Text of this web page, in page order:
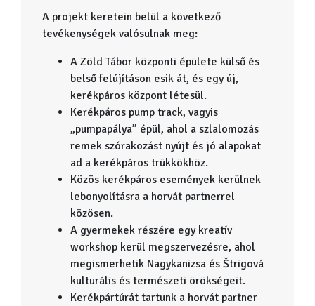
A projekt keretein belül a következő
tevékenységek valósulnak meg:
A Zöld Tábor központi épülete külső és
belső felújításon esik át, és egy új,
kerékpáros központ létesül.
Kerékpáros pump track, vagyis
„pumpapálya” épül, ahol a szlalomozás
remek szórakozást nyújt és jó alapokat
ad a kerékpáros trükkökhöz.
Közös kerékpáros események kerülnek
lebonyolításra a horvát partnerrel
közösen.
A gyermekek részére egy kreatív
workshop kerül megszervezésre, ahol
megismerhetik Nagykanizsa és Štrigová
kulturális és természeti örökségeit.
Kerékpártúrát tartunk a horvát partner